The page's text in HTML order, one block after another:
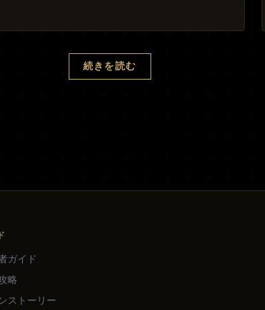
続きを読む
ガイド
略
ストーリー